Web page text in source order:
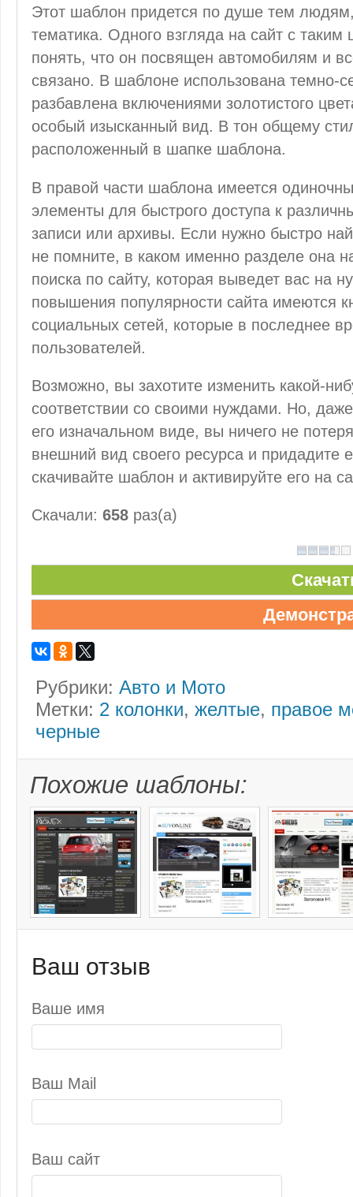
Этот шаблон придется по душе тем
тематика. Одного взгляда на сайт с
понять, что он посвящен автомобилям и
связано. В шаблоне использована темно-
разбавлена включениями золотистого
особый изысканный вид. В тон общему
расположенный в шапке шаблона.
В правой части шаблона имеется
элементы для быстрого доступа к
записи или архивы. Если нужно быстро
не помните, в каком именно разделе она
поиска по сайту, которая выведет вас на
повышения популярности сайта имеются
социальных сетей, которые в последнее
пользователей.
Возможно, вы захотите изменить какой-
соответствии со своими нуждами. Но,
его изначальном виде, вы ничего не
внешний вид своего ресурса и придадите
скачивайте шаблон и активируйте его на
Скачали: 658 раз(а)
Рубрики: Авто и Мото
Метки: 2 колонки, желтые, правое
черные
Похожие шаблоны:
Ваш отзыв
Ваше имя
Ваш Mail
Ваш сайт